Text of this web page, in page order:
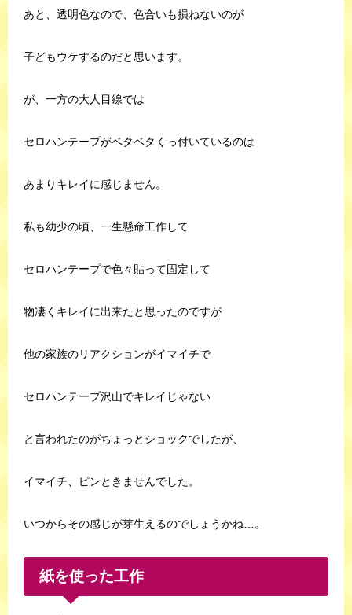
あと、透明色なので、色合いも損ねないのが
子どもウケするのだと思います。
が、一方の大人目線では
セロハンテープがベタベタくっ付いているのは
あまりキレイに感じません。
私も幼少の頃、一生懸命工作して
セロハンテープで色々貼って固定して
物凄くキレイに出来たと思ったのですが
他の家族のリアクションがイマイチで
セロハンテープ沢山でキレイじゃない
と言われたのがちょっとショックでしたが、
イマイチ、ピンときませんでした。
いつからその感じが芽生えるのでしょうかね…。
紙を使った工作